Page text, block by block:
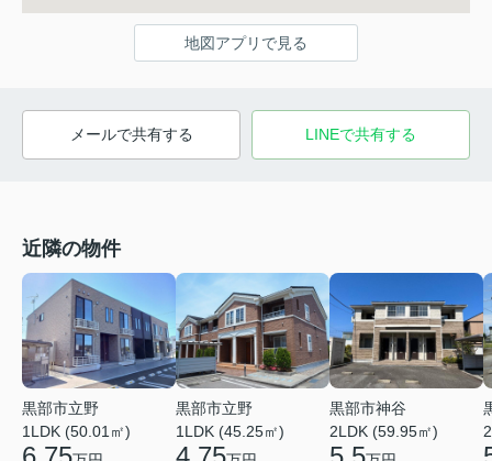
地図アプリで見る
メールで共有する LINEで共有する
近隣の物件
黒部市立野
1LDK (50.01㎡)
黒部市立野
1LDK (45.25㎡)
黒部市神谷
2LDK (59.95㎡)